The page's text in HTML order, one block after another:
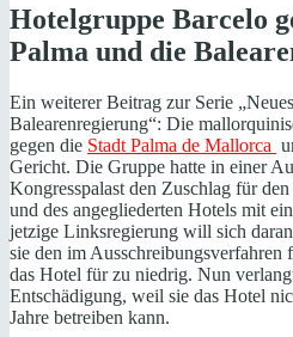
Hotelgruppe Barcelo
Palma und die
Ein weiterer Beitrag zur Serie
Balearenregierung“: Die
gegen die Stadt Palma de Mallorca
Gericht. Die Gruppe hatte in einer
Kongresspalast den Zuschlag für
und des angegliederten Hotels mit
jetzige Linksregierung will sich
sie den im Ausschreibungsverfahren
das Hotel für zu niedrig. Nun
Entschädigung, weil sie das Hotel
Jahre betreiben kann.